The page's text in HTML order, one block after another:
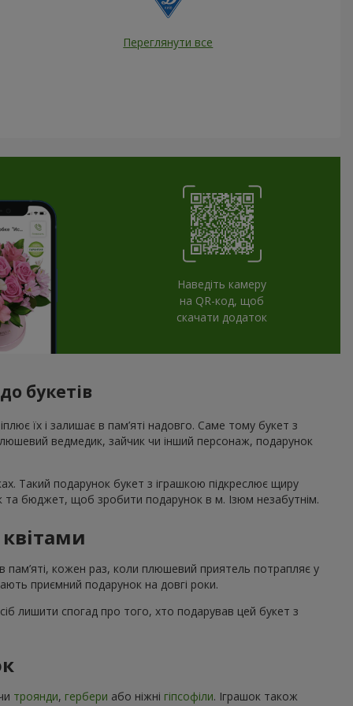
Переглянути все
Наведіть камеру
на QR-код, щоб
скачати додаток
букетів
їх і залишає в пам’яті надовго. Саме тому букет з
ведмедик, зайчик чи інший персонаж, подарунок
Такий подарунок букет з іграшкою підкреслює щиру
та бюджет, щоб зробити подарунок в м. Ізюм незабутнім.
пам’яті, кожен раз, коли плюшевий приятель потрапляє у
приємний подарунок на довгі роки.
лишити спогад про того, хто подарував цей букет з
троянди, гербери або ніжні гіпсофіли. Іграшок також